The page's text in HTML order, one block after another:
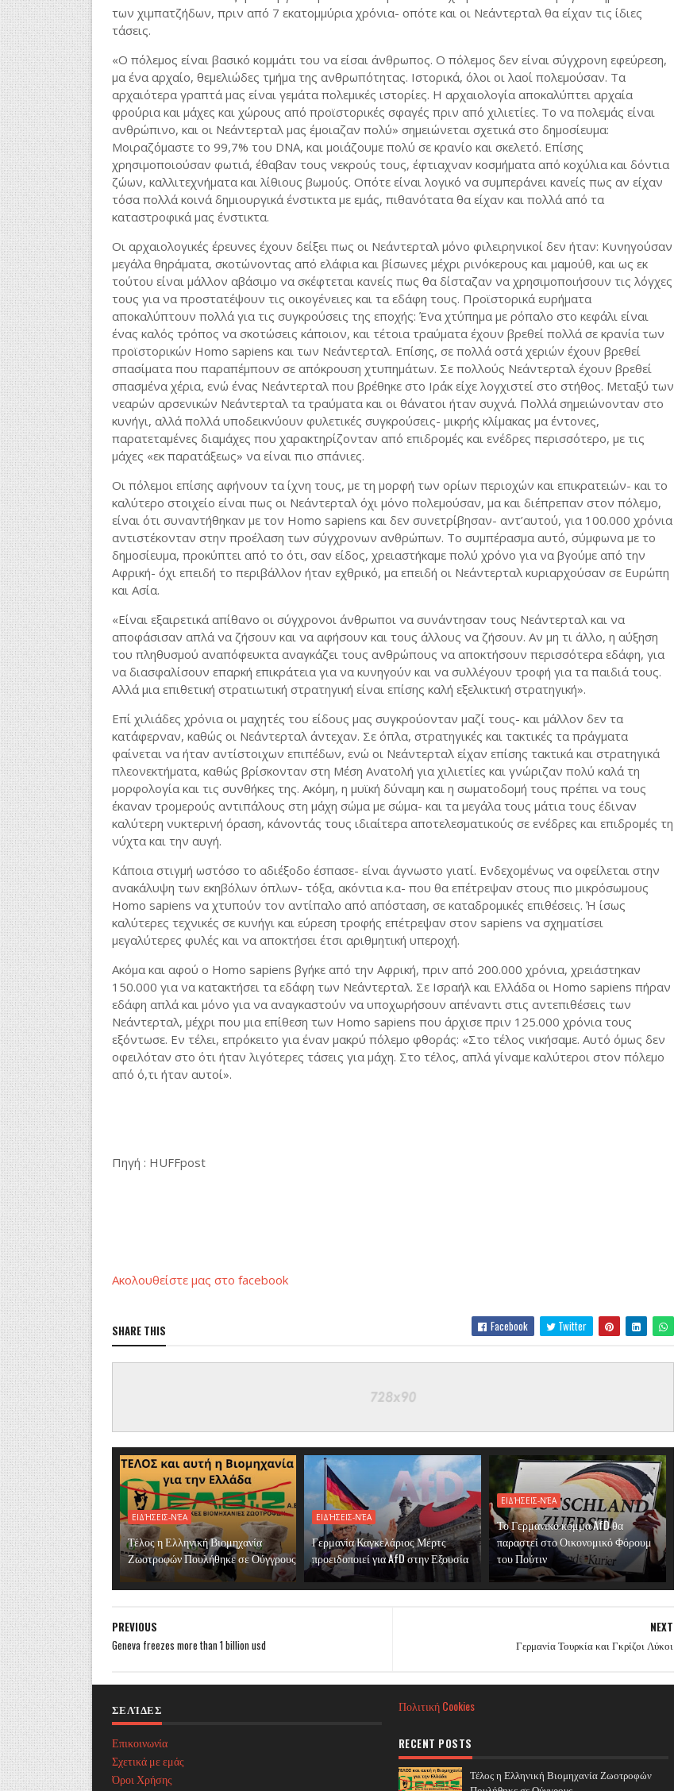
των χιμπατζήδων, πριν από 7 εκατομμύρια χρόνια- οπότε και οι Νεάντερταλ θα είχαν τις ίδιες
τάσεις.
«Ο πόλεμος είναι βασικό κομμάτι του να είσαι άνθρωπος. Ο πόλεμος δεν είναι σύγχρονη εφεύρεση,
μα ένα αρχαίο, θεμελιώδες τμήμα της ανθρωπότητας. Ιστορικά, όλοι οι λαοί πολεμούσαν. Τα
αρχαιότερα γραπτά μας είναι γεμάτα πολεμικές ιστορίες. Η αρχαιολογία αποκαλύπτει αρχαία
φρούρια και μάχες και χώρους από προϊστορικές σφαγές πριν από χιλιετίες. Το να πολεμάς είναι
ανθρώπινο, και οι Νεάντερταλ μας έμοιαζαν πολύ» σημειώνεται σχετικά στο δημοσίευμα:
Μοιραζόμαστε το 99,7% του DNA, και μοιάζουμε πολύ σε κρανίο και σκελετό. Επίσης
χρησιμοποιούσαν φωτιά, έθαβαν τους νεκρούς τους, έφτιαχναν κοσμήματα από κοχύλια και δόντια
ζώων, καλλιτεχνήματα και λίθιους βωμούς. Οπότε είναι λογικό να συμπεράνει κανείς πως αν είχαν
τόσα πολλά κοινά δημιουργικά ένστικτα με εμάς, πιθανότατα θα είχαν και πολλά από τα
καταστροφικά μας ένστικτα.
Οι αρχαιολογικές έρευνες έχουν δείξει πως οι Νεάντερταλ μόνο φιλειρηνικοί δεν ήταν: Κυνηγούσαν
μεγάλα θηράματα, σκοτώνοντας από ελάφια και βίσωνες μέχρι ρινόκερους και μαμούθ, και ως εκ
τούτου είναι μάλλον αβάσιμο να σκέφτεται κανείς πως θα δίσταζαν να χρησιμοποιήσουν τις λόγχες
τους για να προστατέψουν τις οικογένειες και τα εδάφη τους. Προϊστορικά ευρήματα
αποκαλύπτουν πολλά για τις συγκρούσεις της εποχής: Ένα χτύπημα με ρόπαλο στο κεφάλι είναι
ένας καλός τρόπος να σκοτώσεις κάποιον, και τέτοια τραύματα έχουν βρεθεί πολλά σε κρανία των
προϊστορικών Homo sapiens και των Νεάντερταλ. Επίσης, σε πολλά οστά χεριών έχουν βρεθεί
σπασίματα που παραπέμπουν σε απόκρουση χτυπημάτων. Σε πολλούς Νεάντερταλ έχουν βρεθεί
σπασμένα χέρια, ενώ ένας Νεάντερταλ που βρέθηκε στο Ιράκ είχε λογχιστεί στο στήθος. Μεταξύ των
νεαρών αρσενικών Νεάντερταλ τα τραύματα και οι θάνατοι ήταν συχνά. Πολλά σημειώνονταν στο
κυνήγι, αλλά πολλά υποδεικνύουν φυλετικές συγκρούσεις- μικρής κλίμακας μα έντονες,
παρατεταμένες διαμάχες που χαρακτηρίζονταν από επιδρομές και ενέδρες περισσότερο, με τις
μάχες «εκ παρατάξεως» να είναι πιο σπάνιες.
Οι πόλεμοι επίσης αφήνουν τα ίχνη τους, με τη μορφή των ορίων περιοχών και επικρατειών- και το
καλύτερο στοιχείο είναι πως οι Νεάντερταλ όχι μόνο πολεμούσαν, μα και διέπρεπαν στον πόλεμο,
είναι ότι συναντήθηκαν με τον Homo sapiens και δεν συνετρίβησαν- αντ’αυτού, για 100.000 χρόνια
αντιστέκονταν στην προέλαση των σύγχρονων ανθρώπων. Το συμπέρασμα αυτό, σύμφωνα με το
δημοσίευμα, προκύπτει από το ότι, σαν είδος, χρειαστήκαμε πολύ χρόνο για να βγούμε από την
Αφρική- όχι επειδή το περιβάλλον ήταν εχθρικό, μα επειδή οι Νεάντερταλ κυριαρχούσαν σε Ευρώπη
και Ασία.
«Είναι εξαιρετικά απίθανο οι σύγχρονοι άνθρωποι να συνάντησαν τους Νεάντερταλ και να
αποφάσισαν απλά να ζήσουν και να αφήσουν και τους άλλους να ζήσουν. Αν μη τι άλλο, η αύξηση
του πληθυσμού αναπόφευκτα αναγκάζει τους ανθρώπους να αποκτήσουν περισσότερα εδάφη, για
να διασφαλίσουν επαρκή επικράτεια για να κυνηγούν και να συλλέγουν τροφή για τα παιδιά τους.
Αλλά μια επιθετική στρατιωτική στρατηγική είναι επίσης καλή εξελικτική στρατηγική».
Επί χιλιάδες χρόνια οι μαχητές του είδους μας συγκρούονταν μαζί τους- και μάλλον δεν τα
κατάφερναν, καθώς οι Νεάντερταλ άντεχαν. Σε όπλα, στρατηγικές και τακτικές τα πράγματα
φαίνεται να ήταν αντίστοιχων επιπέδων, ενώ οι Νεάντερταλ είχαν επίσης τακτικά και στρατηγικά
πλεονεκτήματα, καθώς βρίσκονταν στη Μέση Ανατολή για χιλιετίες και γνώριζαν πολύ καλά τη
μορφολογία και τις συνθήκες της. Ακόμη, η μυϊκή δύναμη και η σωματοδομή τους πρέπει να τους
έκαναν τρομερούς αντιπάλους στη μάχη σώμα με σώμα- και τα μεγάλα τους μάτια τους έδιναν
καλύτερη νυκτερινή όραση, κάνοντάς τους ιδιαίτερα αποτελεσματικούς σε ενέδρες και επιδρομές τη
νύχτα και την αυγή.
Κάποια στιγμή ωστόσο το αδιέξοδο έσπασε- είναι άγνωστο γιατί. Ενδεχομένως να οφείλεται στην
ανακάλυψη των εκηβόλων όπλων- τόξα, ακόντια κ.α- που θα επέτρεψαν στους πιο μικρόσωμους
Homo sapiens να χτυπούν τον αντίπαλο από απόσταση, σε καταδρομικές επιθέσεις. Ή ίσως
καλύτερες τεχνικές σε κυνήγι και εύρεση τροφής επέτρεψαν στον sapiens να σχηματίσει
μεγαλύτερες φυλές και να αποκτήσει έτσι αριθμητική υπεροχή.
Ακόμα και αφού ο Homo sapiens βγήκε από την Αφρική, πριν από 200.000 χρόνια, χρειάστηκαν
150.000 για να κατακτήσει τα εδάφη των Νεάντερταλ. Σε Ισραήλ και Ελλάδα οι Homo sapiens πήραν
εδάφη απλά και μόνο για να αναγκαστούν να υποχωρήσουν απέναντι στις αντεπιθέσεις των
Νεάντερταλ, μέχρι που μια επίθεση των Homo sapiens που άρχισε πριν 125.000 χρόνια τους
εξόντωσε. Εν τέλει, επρόκειτο για έναν μακρύ πόλεμο φθοράς: «Στο τέλος νικήσαμε. Αυτό όμως δεν
οφειλόταν στο ότι ήταν λιγότερες τάσεις για μάχη. Στο τέλος, απλά γίναμε καλύτεροι στον πόλεμο
από ό,τι ήταν αυτοί».
Πηγή : HUFFpost
Ακολουθείστε μας στο facebook
SHARE THIS Facebook Twitter
ΕΙΔΉΣΕΙΣ-ΝΈΑ
Τέλος η Ελληνική Βιομηχανία
Ζωοτροφών Πουλήθηκε σε Ούγγρους
ΕΙΔΉΣΕΙΣ-ΝΈΑ
Γερμανία Καγκελάριος Μέρτς
προειδοποιεί για AfD στην Εξουσία
ΕΙΔΉΣΕΙΣ-ΝΈΑ
Το Γερμανικό κόμμα AfD θα
παραστεί στο Οικονομικό Φόρουμ
του Πούτιν
NEXT
Γερμανία Τουρκία και Γκρίζοι Λύκοι
PREVIOUS
Geneva freezes more than 1 billion usd
ΣΕΛΊΔΕΣ
Επικοινωνία
Σχετικά με εμάς
Όροι Χρήσης
Πολιτική Cookies
RECENT POSTS
Τέλος η Ελληνική Βιομηχανία Ζωοτροφών